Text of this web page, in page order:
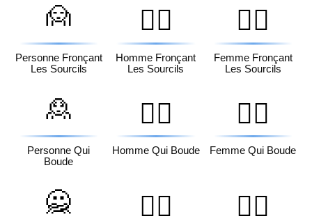
🙍
Personne Fronçant
Les Sourcils
🙍‍♂️
Homme Fronçant
Les Sourcils
🙍‍♀️
Femme Fronçant
Les Sourcils
🙎
Personne Qui
Boude
🙎‍♂️
Homme Qui Boude
🙎‍♀️
Femme Qui Boude
🙅 🙅‍♂️ 🙅‍♀️